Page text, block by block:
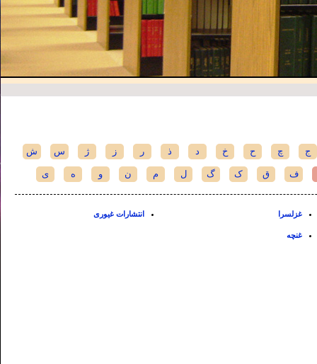
ج چ ح خ د ذ ر ز ژ س ش
ف ق ک گ ل م ن و ه ی
غزلسرا
غنچه
انتشارات غیوری